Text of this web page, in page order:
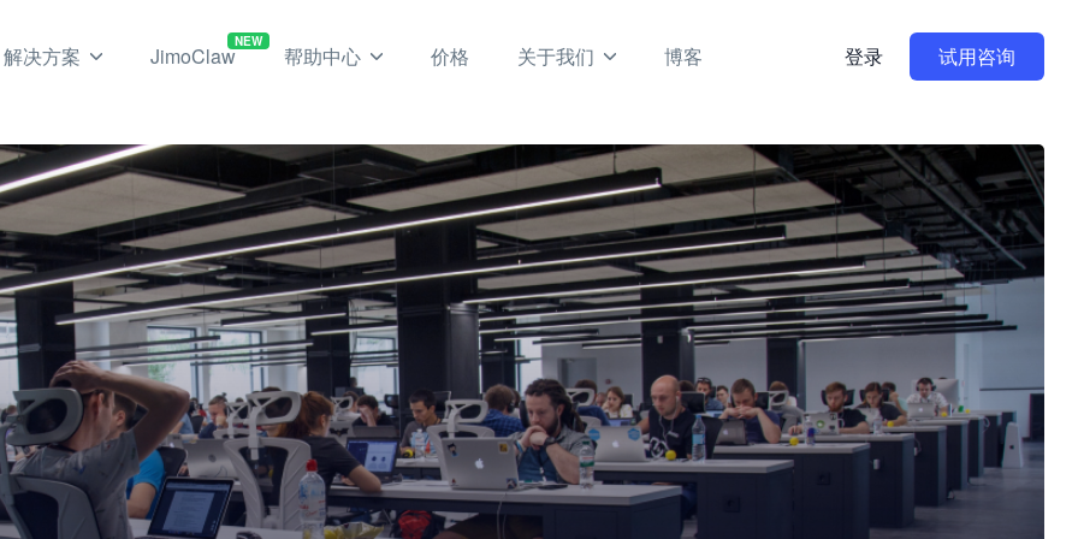
解决方案 JimoClaw
NEW
帮助中心 价格 关于我们 博客 登录 试用咨询